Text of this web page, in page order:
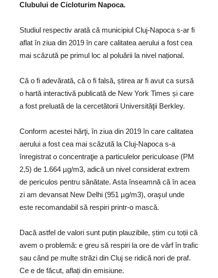
Clubului de Cicloturim Napoca.
Studiul respectiv arată că municipiul Cluj-Napoca s-ar fi
aflat în ziua din 2019 în care calitatea aerului a fost cea
mai scăzută pe primul loc al poluării la nivel național.
Că o fi adevărată, că o fi falsă, știrea ar fi avut ca sursă
o hartă interactivă publicată de New York Times și care
a fost preluată de la cercetătorii Universităţii Berkley.
Conform acestei hărţi, în ziua din 2019 în care calitatea
aerului a fost cea mai scăzută la Cluj-Napoca s-a
înregistrat o concentraţie a particulelor periculoase (PM
2,5) de 1.664 µg/m3, adică un nivel considerat extrem
de periculos pentru sănătate. Asta înseamnă că în acea
zi am devansat New Delhi (951 µg/m3), oraşul unde
este recomandabil să respiri printr-o mască.
Dacă astfel de valori sunt puțin plauzibile, știm cu toții că
avem o problemă: e greu să respiri la ore de vârf în trafic
sau când pe multe străzi din Cluj se ridică nori de praf.
Ce e de făcut, aflați din emisiune.